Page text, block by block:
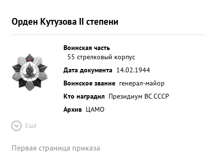
Орден Кутузова II степени
Воинская часть
55 стрелковый корпус
Дата документа 14.02.1944
Воинское звание генерал-майор
Кто наградил Президиум ВС СССР
Архив ЦАМО
Ещё
Первая страница приказа